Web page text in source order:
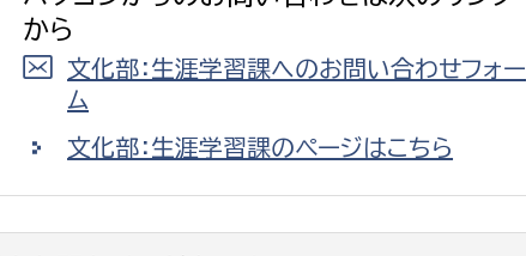
から
文化部：生涯学習課へのお問い合わせフォー
ム
文化部：生涯学習課のページはこちら